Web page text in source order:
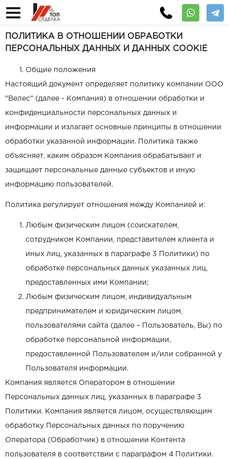
ПОЛИТИКА В ОТНОШЕНИИ ОБРАБОТКИ
ПЕРСОНАЛЬНЫХ ДАННЫХ И ДАННЫХ COOKIE
Общие положения
Настоящий документ определяет политику компании ООО
"Велес" (далее - Компания) в отношении обработки и
конфиденциальности персональных данных и
информации и излагает основные принципы в отношении
обработки указанной информации. Политика также
объясняет, каким образом Компания обрабатывает и
защищает персональные данные субъектов и иную
информацию пользователей.
Политика регулирует отношения между Компанией и:
Любым физическим лицом (соискателем,
сотрудником Компании, представителем клиента и
иных лиц, указанных в параграфе 3 Политики) по
обработке персональных данных указанных лиц,
предоставленных ими Компании;
Любым физическим лицом, индивидуальным
предпринимателем и юридическим лицом,
пользователями сайта (далее – Пользователь, Вы) по
обработке персональной информации,
предоставленной Пользователем и/или собранной у
Пользователя информации.
Компания является Оператором в отношении
Персональных данных лиц, указанных в параграфе 3
Политики. Компания является лицом, осуществляющим
обработку Персональных данных по поручению
Оператора (Обработчик) в отношении Контента
пользователя в соответствии с параграфом 4 Политики.